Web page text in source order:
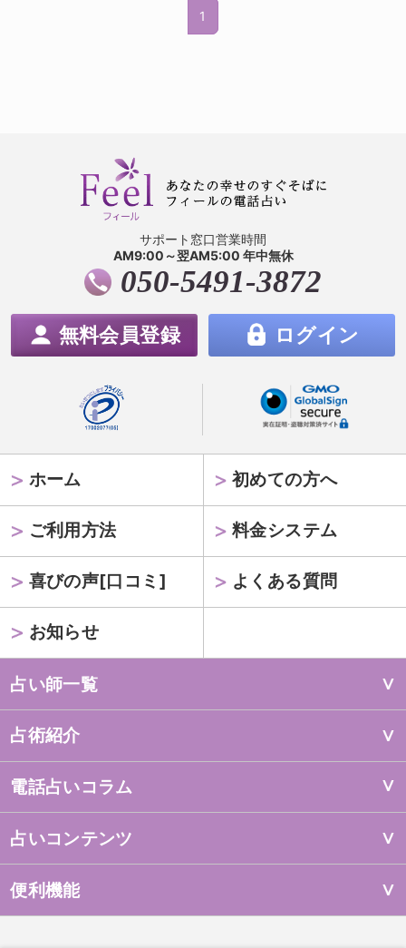
1
サポート窓口営業時間
AM9:00～翌AM5:00 年中無休
050-5491-3872
無料会員登録 ログイン
ホーム 初めての方へ
ご利用方法 料金システム
喜びの声[口コミ] よくある質問
お知らせ
占い師一覧
占術紹介
電話占いコラム
占いコンテンツ
便利機能